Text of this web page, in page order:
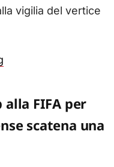
vigilia del vertice
FIFA per
scatena una